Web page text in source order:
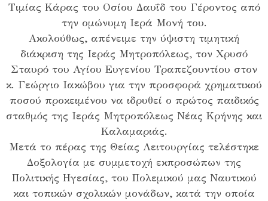
Τιμίας Κάρας του Οσίου Δαυΐδ του Γέροντος από
την ομώνυμη Ιερά Μονή του.
Ακολούθως, απένειμε την ύψιστη τιμητική
διάκριση της Ιεράς Μητροπόλεως, τον Χρυσό
Σταυρό του Αγίου Ευγενίου Τραπεζουντίου στον
κ. Γεώργιο Ιακώβου για την προσφορά χρηματικού
ποσού προκειμένου να ιδρυθεί ο πρώτος παιδικός
σταθμός της Ιεράς Μητροπόλεως Νέας Κρήνης και
Καλαμαριάς.
Μετά το πέρας της Θείας Λειτουργίας τελέστηκε
Δοξολογία με συμμετοχή εκπροσώπων της
Πολιτικής Ηγεσίας, του Πολεμικού μας Ναυτικού
και τοπικών σχολικών μονάδων, κατά την οποία